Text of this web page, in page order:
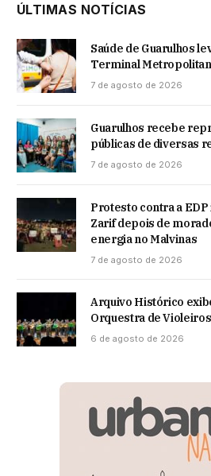
ÚLTIMAS NOTÍCIAS
Saúde de Guarulhos
Terminal
7 de agosto de 2026
Guarulhos recebe
públicas de diversas
7 de agosto de 2026
Protesto contra a
Zarif depois de
energia no Malvinas
7 de agosto de 2026
Arquivo Histórico
Orquestra de
6 de agosto de 2026